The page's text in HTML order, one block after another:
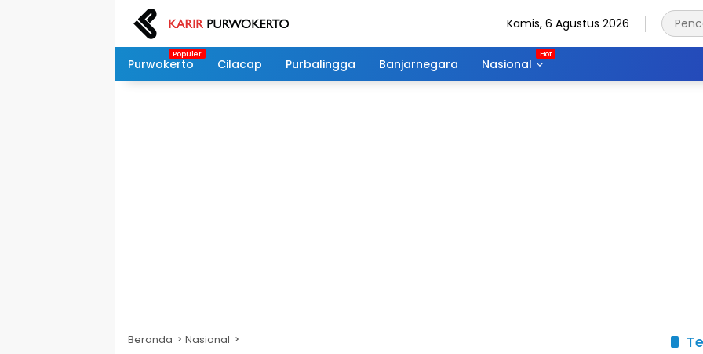
Kamis, 6 Agustus 2026
Purwokerto Cilacap Purbalingga Banjarnegara Nasional
Beranda Nasional